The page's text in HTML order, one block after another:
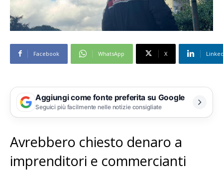
Facebook WhatsApp X
Aggiungi come fonte preferita su Google
Seguici più facilmente nelle notizie consigliate
Avrebbero chiesto denaro a
imprenditori e commercianti